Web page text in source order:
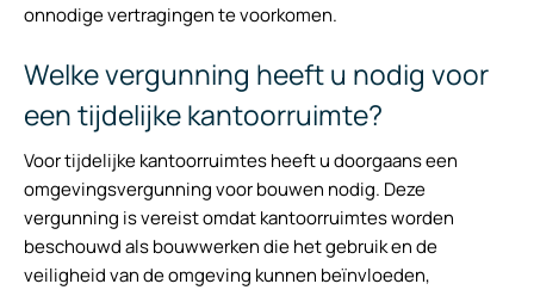
onnodige vertragingen te voorkomen.
Welke vergunning heeft u nodig voor
een tijdelijke kantoorruimte?
Voor tijdelijke kantoorruimtes heeft u doorgaans een
omgevingsvergunning voor bouwen nodig. Deze
vergunning is vereist omdat kantoorruimtes worden
beschouwd als bouwwerken die het gebruik en de
veiligheid van de omgeving kunnen beïnvloeden,